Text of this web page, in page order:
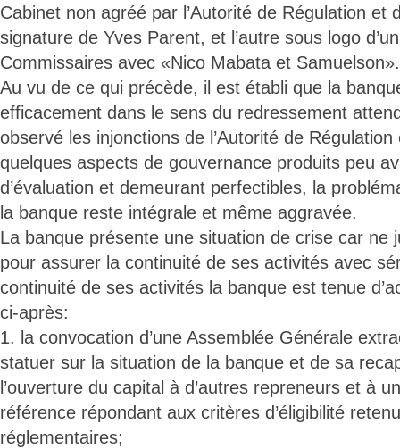
Cabinet non agréé par l’Autorité de Régulation et
signature de Yves Parent, et l’autre sous logo
Commissaires avec «Nico Mabata et Samuelson».
Au vu de ce qui précède, il est établi que la
efficacement dans le sens du redressement
observé les injonctions de l’Autorité de
quelques aspects de gouvernance produits peu
d’évaluation et demeurant perfectibles, la
la banque reste intégrale et même aggravée.
La banque présente une situation de crise car ne
pour assurer la continuité de ses activités avec
continuité de ses activités la banque est tenue
ci-après:
1. la convocation d’une Assemblée Générale
statuer sur la situation de la banque et de sa
l’ouverture du capital à d’autres repreneurs et à
référence répondant aux critères d’éligibilité
réglementaires;